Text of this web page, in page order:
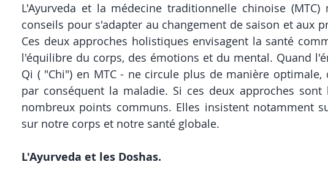
L'Ayurveda et la médecine traditionnelle chinoise
conseils pour s'adapter au changement de saison et aux
Ces deux approches holistiques envisagent la santé
l'équilibre du corps, des émotions et du mental. Quand
Qi ( "Chi") en MTC - ne circule plus de manière
par conséquent la maladie. Si ces deux approches
nombreux points communs. Elles insistent notamment
sur notre corps et notre santé globale.
L'Ayurveda et les Doshas.